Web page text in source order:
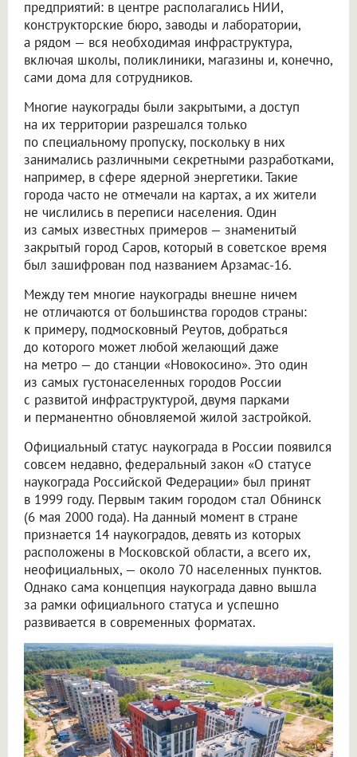
предприятий: в центре располагались НИИ,
конструкторские бюро, заводы и лаборатории,
а рядом — вся необходимая инфраструктура,
включая школы, поликлиники, магазины и, конечно,
сами дома для сотрудников.
Многие наукограды были закрытыми, а доступ
на их территории разрешался только
по специальному пропуску, поскольку в них
занимались различными секретными разработками,
например, в сфере ядерной энергетики. Такие
города часто не отмечали на картах, а их жители
не числились в переписи населения. Один
из самых известных примеров — знаменитый
закрытый город Саров, который в советское время
был зашифрован под названием Арзамас-16.
Между тем многие наукограды внешне ничем
не отличаются от большинства городов страны:
к примеру, подмосковный Реутов, добраться
до которого может любой желающий даже
на метро — до станции «Новокосино». Это один
из самых густонаселенных городов России
с развитой инфраструктурой, двумя парками
и перманентно обновляемой жилой застройкой.
Официальный статус наукограда в России появился
совсем недавно, федеральный закон «О статусе
наукограда Российской Федерации» был принят
в 1999 году. Первым таким городом стал Обнинск
(6 мая 2000 года). На данный момент в стране
признается 14 наукоградов, девять из которых
расположены в Московской области, а всего их,
неофициальных, — около 70 населенных пунктов.
Однако сама концепция наукограда давно вышла
за рамки официального статуса и успешно
развивается в современных форматах.